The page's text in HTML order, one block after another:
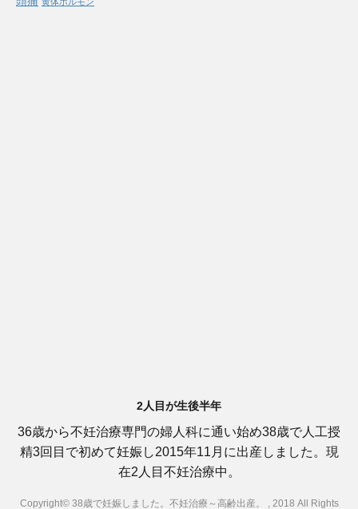
2人目が生後半年
36歳から不妊治療専門の婦人科に通い始め38歳で人工授
精3回目で初めて妊娠し2015年11月に出産しました。現
在2人目不妊治療中。
Copyright© 38歳で妊娠しました。不妊治療～高齢出産。 , 2018 All Rights